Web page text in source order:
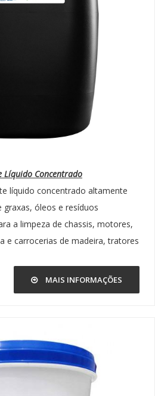
Líquido Concentrado
líquido concentrado altamente
óleos e resíduos
a limpeza de chassis, motores,
e carrocerias de madeira, tratores
MAIS INFORMAÇÕES